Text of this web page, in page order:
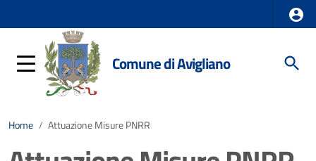
Comune di Avigliano
Home / Attuazione Misure PNRR